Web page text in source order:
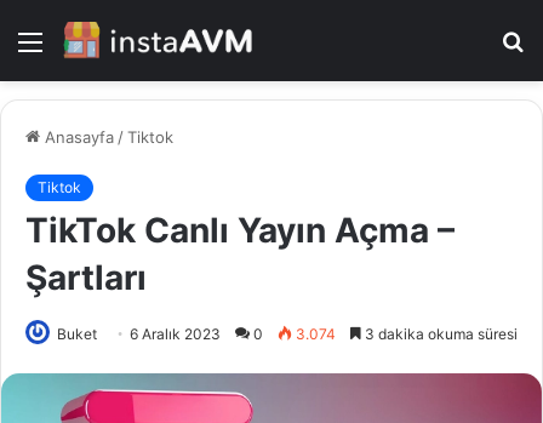
Menü
Anasayfa /Tiktok
Tiktok
TikTok Canlı Yayın Açma –
Şartları
Buket 6 Aralık 2023 0 3.074 3 dakika okuma süresi